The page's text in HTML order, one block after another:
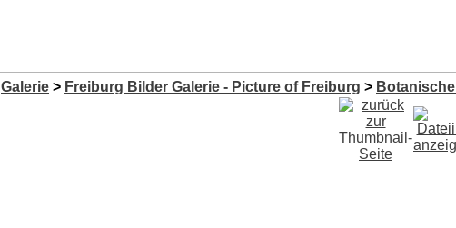
Galerie > Freiburg Bilder Galerie - Picture of Freiburg >